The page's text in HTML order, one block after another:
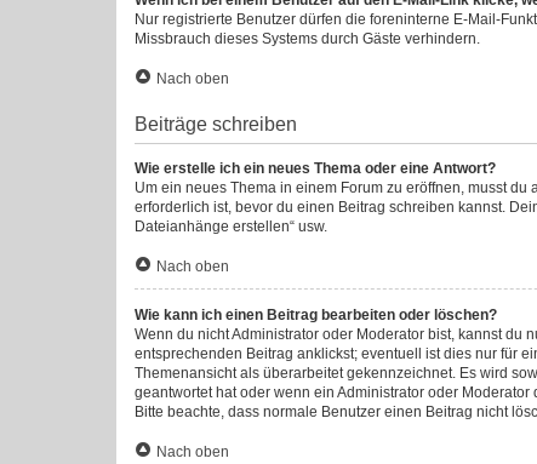
Nur registrierte Benutzer dürfen die foreninterne E-Mail-
Missbrauch dieses Systems durch Gäste verhindern.
Nach oben
Beiträge schreiben
Wie erstelle ich ein neues Thema oder eine Antwort?
Um ein neues Thema in einem Forum zu eröffnen, musst du
erforderlich ist, bevor du einen Beitrag schreiben kannst.
Dateianhänge erstellen“ usw.
Nach oben
Wie kann ich einen Beitrag bearbeiten oder löschen?
Wenn du nicht Administrator oder Moderator bist, kannst du
entsprechenden Beitrag anklickst; eventuell ist dies nur für
Themenansicht als überarbeitet gekennzeichnet. Es wird
geantwortet hat oder wenn ein Administrator oder
Bitte beachte, dass normale Benutzer einen Beitrag nicht
Nach oben